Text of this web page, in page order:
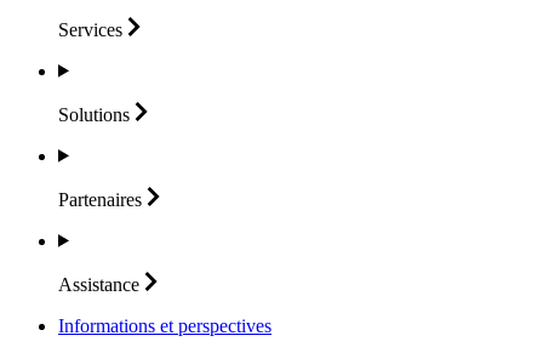
Services
Solutions
Partenaires
Assistance
Informations et perspectives